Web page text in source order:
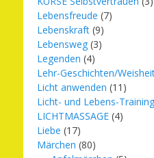
Lebensfreude (7)
Lebenskraft (9)
Lebensweg (3)
Legenden (4)
Lehr-Geschichten/
Licht anwenden (11)
Licht- und Lebens-Training
LICHTMASSAGE (4)
Liebe (17)
Märchen (80)